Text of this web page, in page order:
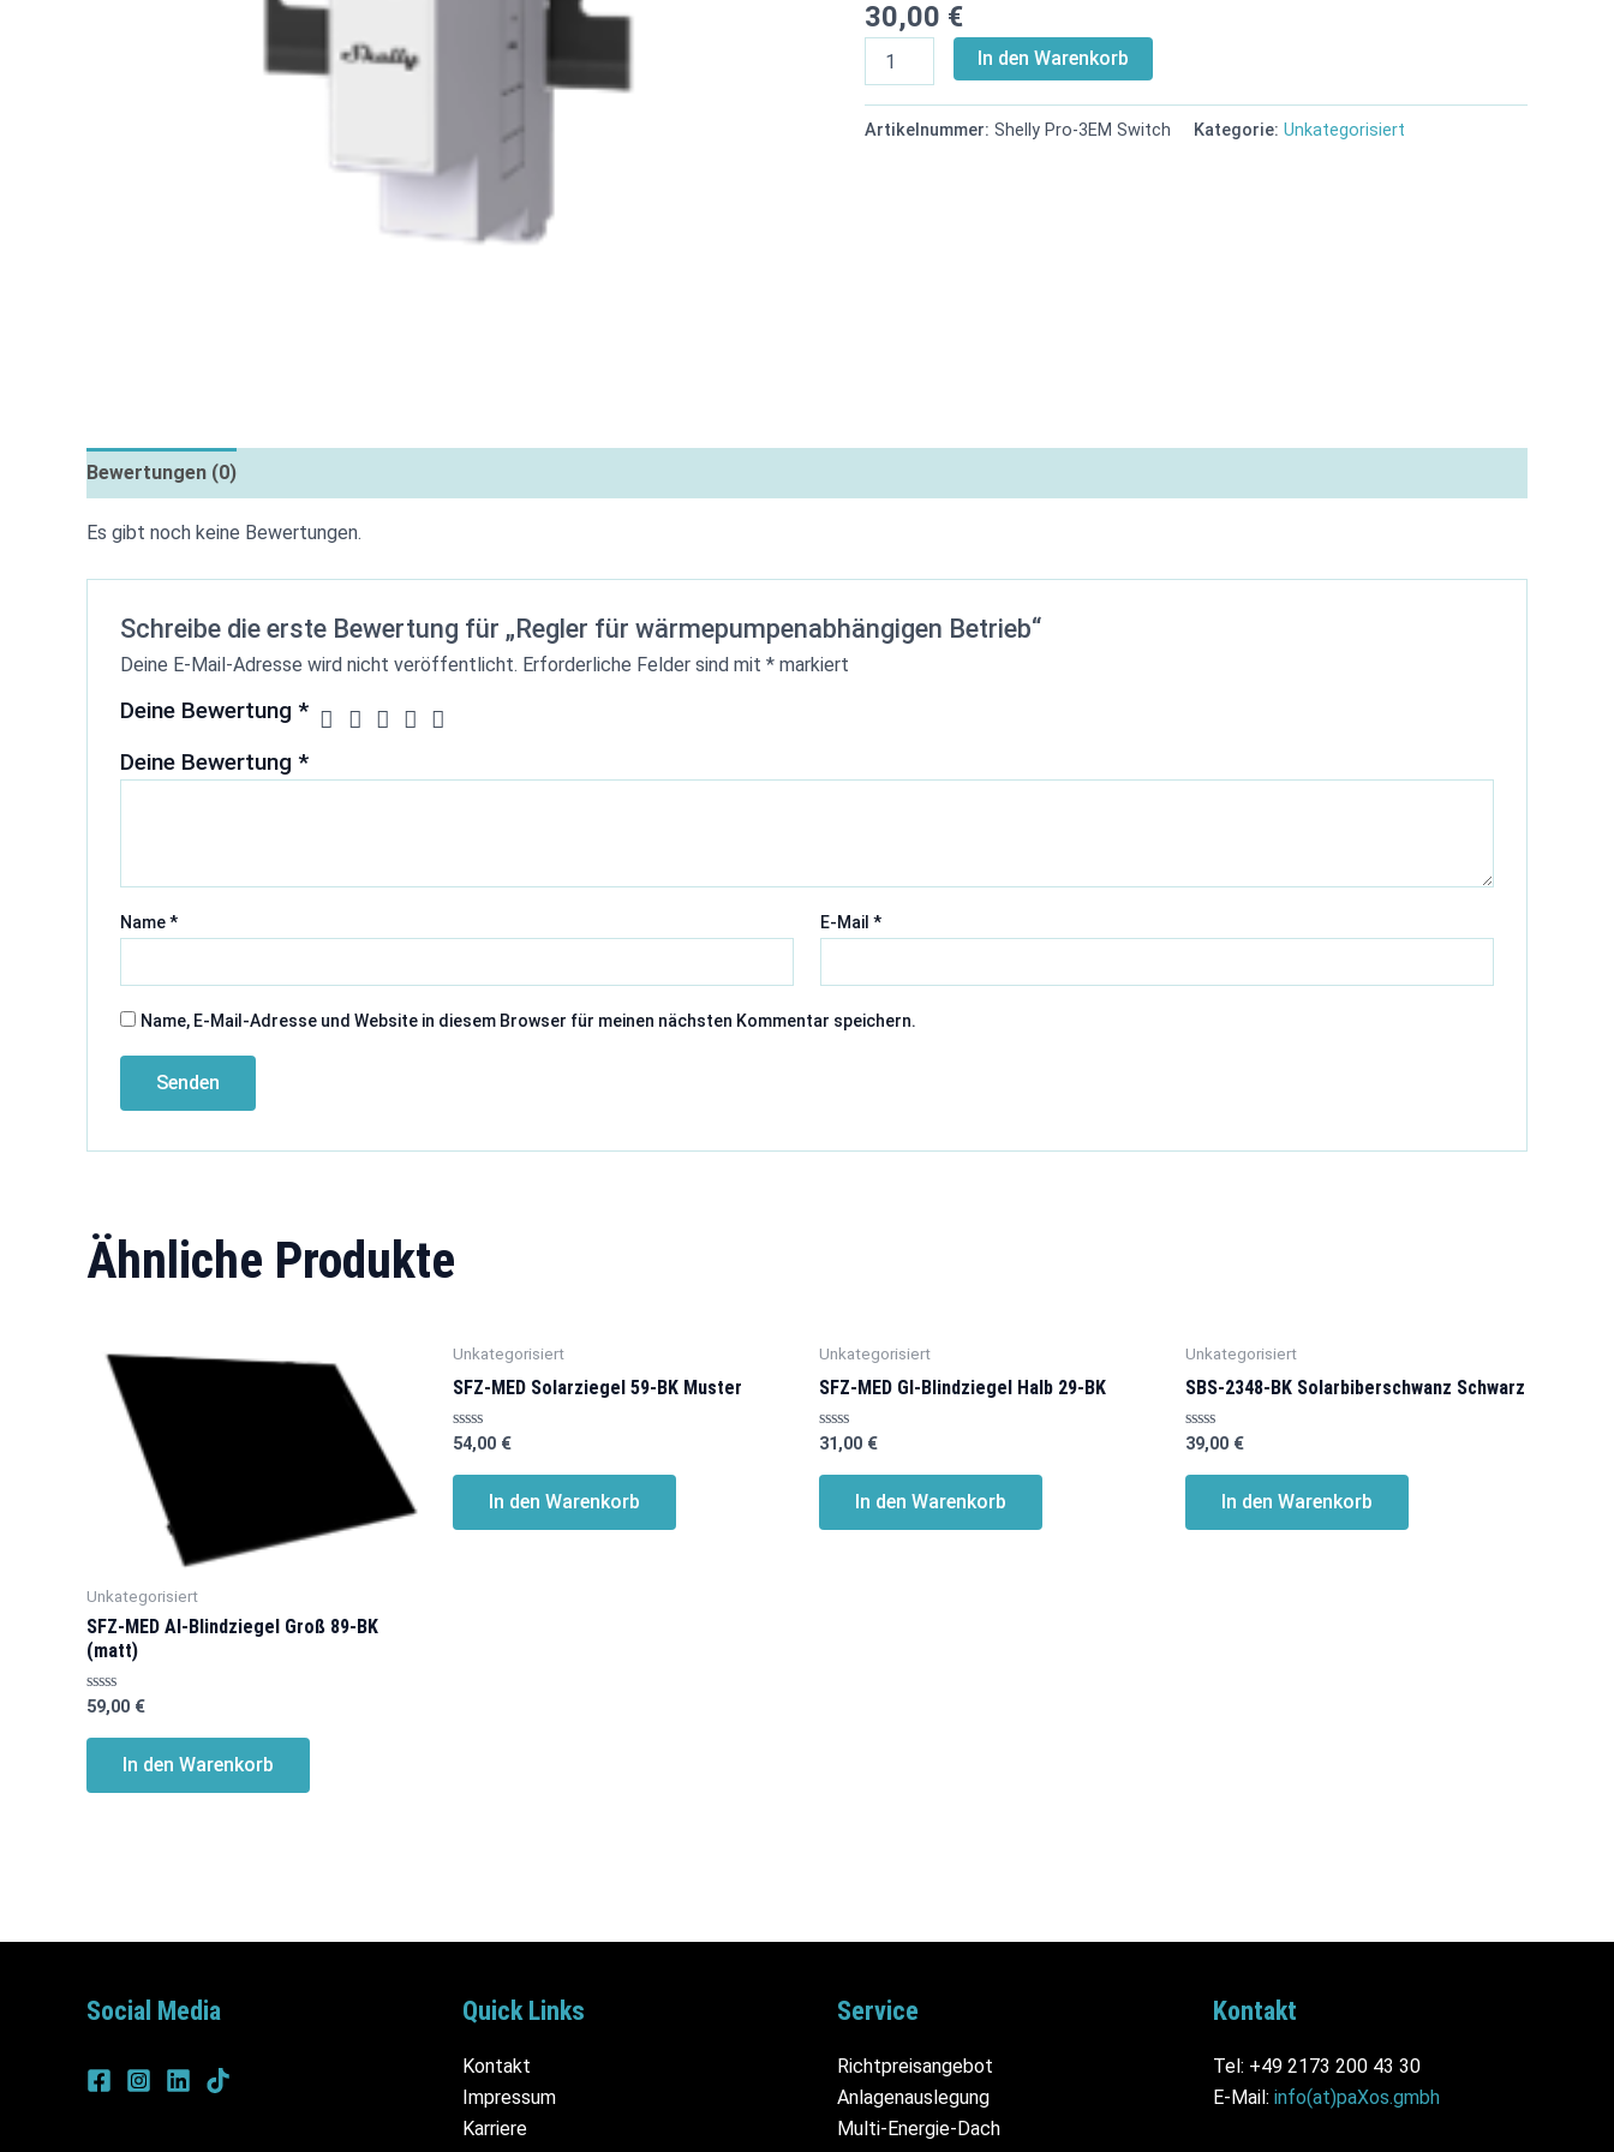
30,00 €
In den Warenkorb
Artikelnummer: Shelly Pro-3EM Switch Kategorie: Unkategorisiert
Bewertungen (0)
Es gibt noch keine Bewertungen.
Schreibe die erste Bewertung für „Regler für wärmepumpenabhängigen Betrieb“
Deine E-Mail-Adresse wird nicht veröffentlicht. Erforderliche Felder sind mit *markiert
Deine Bewertung *
Deine Bewertung *
Name* E-Mail*
Name, E-Mail-Adresse und Website in diesem Browser für meinen nächsten Kommentar speichern.
Ähnliche Produkte
Unkategorisiert
SFZ-MED Al-Blindziegel Groß 89-BK
(matt)
Bewertet
mit
0
59,00 €
In den Warenkorb
Unkategorisiert
SFZ-MED Solarziegel 59-BK Muster
Bewertet
mit
0
54,00 €
In den Warenkorb
Unkategorisiert
SFZ-MED Gl-Blindziegel Halb 29-BK
Bewertet
mit
0
31,00 €
In den Warenkorb
Unkategorisiert
SBS-2348-BK Solarbiberschwanz Schwarz
Bewertet
mit
0
39,00 €
In den Warenkorb
Social Media Quick Links
Kontakt
Impressum
Karriere
Service
Richtpreisangebot
Anlagenauslegung
Multi-Energie-Dach
Kontakt
Tel: +49 2173 200 43 30
E-Mail: info(at)paXos.gmbh